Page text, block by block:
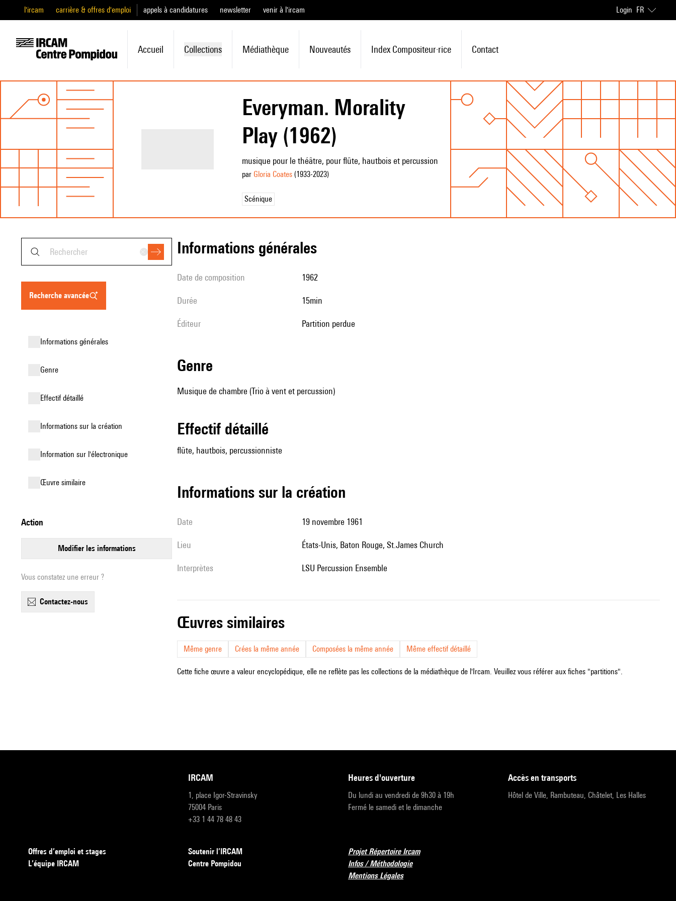
l'ircam carrière & offres d'emploi appels à candidatures newsletter venir à l'ircam Login FR
Accueil Collections Médiathèque Nouveautés Index Compositeur·rice Contact
Everyman. Morality
Play (1962)
musique pour le théâtre, pour flûte, hautbois et percussion
par Gloria Coates(1933-2023)
Scénique
recherche avancée
informations générales
genre
effectif détaillé
informations sur la création
Information sur l'électronique
œuvre similaire
action
modifier les informations
Vous constatez une erreur ?
contactez-nous
informations générales
date de composition 1962
durée 15min
éditeur partition perdue
genre
Musique de chambre (Trio à vent et percussion)
effectif détaillé
flûte, hautbois, percussionniste
informations sur la création
date 19 novembre 1961
lieu États-Unis, Baton Rouge, St.James Church
interprètes LSU Percussion Ensemble
œuvres similaires
Même genre Crées la même année Composées la même année Même effectif détaillé
Cette fiche œuvre a valeur encyclopédique, elle ne reflète pas les collections de la médiathèque de l'Ircam. Veuillez vous référer aux fiches "partitions".
IRCAM
1, place Igor-Stravinsky
75004 Paris
+33 1 44 78 48 43
heures d'ouverture
Du lundi au vendredi de 9h30 à 19h
Fermé le samedi et le dimanche
accès en transports
Hôtel de Ville, Rambuteau, Châtelet, Les Halles
Offres d’emploi et stages
L’équipe IRCAM
Soutenir l’IRCAM
Centre Pompidou
Projet Répertoire Ircam
Infos / Méthodologie
Mentions Légales